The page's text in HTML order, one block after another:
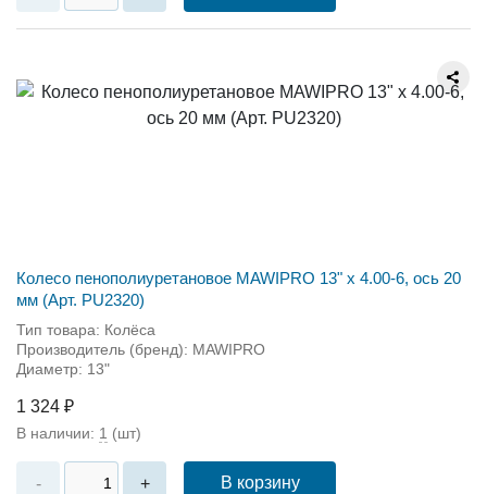
Колесо пенополиуретановое MAWIPRO 13" х 4.00-6, ось 20
мм (Арт. PU2320)
Тип товара: Колёса
Производитель (бренд): MAWIPRO
Диаметр: 13"
1 324 ₽
В наличии: 1 (шт)
- + В корзину